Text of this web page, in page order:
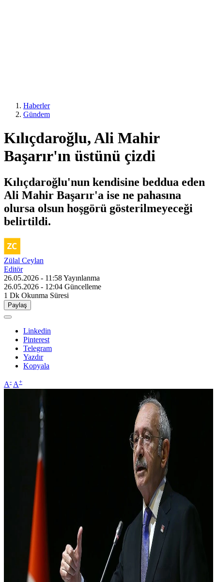
Haberler
Gündem
Kılıçdaroğlu, Ali Mahir
Başarır'ın üstünü çizdi
Kılıçdaroğlu'nun kendisine beddua eden
Ali Mahir Başarır'a ise ne pahasına
olursa olsun hoşgörü gösterilmeyeceği
belirtildi.
Zülal Ceylan
Editör
26.05.2026 - 11:58Yayınlanma
26.05.2026 - 12:04 Güncelleme
1 Dk Okunma Süresi
Paylaş
Linkedin
Pinterest
Telegram
Yazdır
Kopyala
A- A+